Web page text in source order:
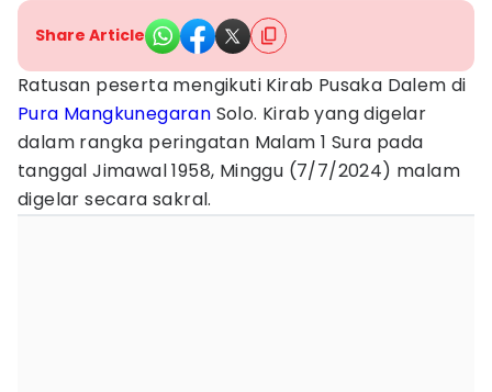
Share Article
Ratusan peserta mengikuti Kirab Pusaka Dalem di
Pura Mangkunegaran Solo. Kirab yang digelar
dalam rangka peringatan Malam 1 Sura pada
tanggal Jimawal 1958, Minggu (7/7/2024) malam
digelar secara sakral.